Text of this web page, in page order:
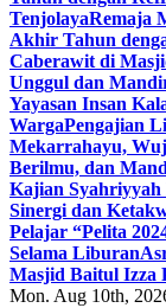
TenjolayaRemaja
Akhir Tahun
Caberawit di
Unggul dan
Yayasan Insan
WargaPengajian
Mekarrahayu,
Berilmu, dan
Kajian
Sinergi dan
Pelajar “Pelita
Selama Liburan
Masjid Baitul Izza
Mon. Aug 10th,